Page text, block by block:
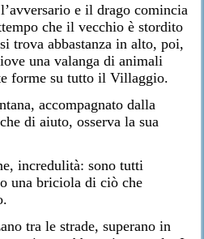
e il drago comincia
che il vecchio è stordito
trova abbastanza in alto, poi,
una valanga di animali
forme su tutto il Villaggio.
accompagnato dalla
di aiuto, osserva la sua
incredulità: sono tutti
una briciola di ciò che
tra le strade, superano in